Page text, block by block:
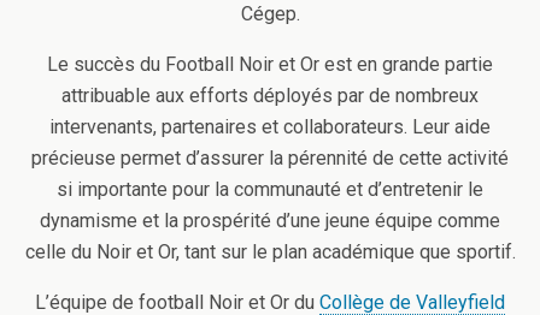
Cégep.
Le succès du Football Noir et Or est en grande partie
attribuable aux efforts déployés par de nombreux
intervenants, partenaires et collaborateurs. Leur aide
précieuse permet d’assurer la pérennité de cette activité
si importante pour la communauté et d’entretenir le
dynamisme et la prospérité d’une jeune équipe comme
celle du Noir et Or, tant sur le plan académique que sportif.
L’équipe de football Noir et Or du Collège de Valleyfield